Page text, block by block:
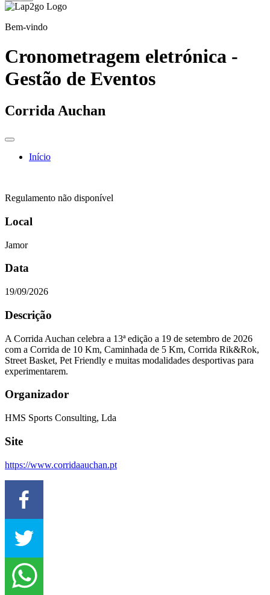
Bem-vindo
Cronometragem eletrónica -
Gestão de Eventos
Corrida Auchan
Início
Regulamento não disponível
Local
Jamor
Data
19/09/2026
Descrição
A Corrida Auchan celebra a 13ª edição a 19 de setembro de 2026
com a Corrida de 10 Km, Caminhada de 5 Km, Corrida Rik&Rok,
Street Basket, Pet Friendly e muitas modalidades desportivas para
experimentarem.
Organizador
HMS Sports Consulting, Lda
Site
https://www.corridaauchan.pt